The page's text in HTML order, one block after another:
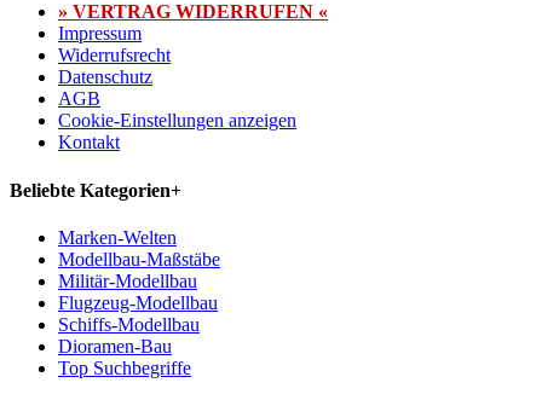
» VERTRAG WIDERRUFEN «
Impressum
Widerrufsrecht
Datenschutz
AGB
Cookie-Einstellungen anzeigen
Kontakt
Beliebte Kategorien+
Marken-Welten
Modellbau-Maßstäbe
Militär-Modellbau
Flugzeug-Modellbau
Schiffs-Modellbau
Dioramen-Bau
Top Suchbegriffe